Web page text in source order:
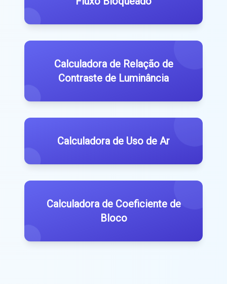
Calculadora de Relação de
Contraste de Luminância
Calculadora de Uso de Ar
Calculadora de Coeficiente de
Bloco